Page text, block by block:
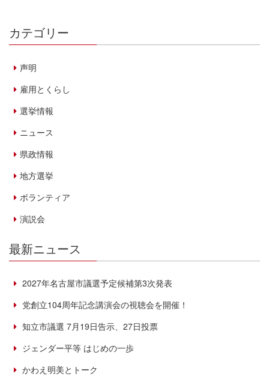
カテゴリー
声明
雇用とくらし
選挙情報
ニュース
県政情報
地方選挙
ボランティア
演説会
最新ニュース
2027年名古屋市議選予定候補第3次発表
党創立104周年記念講演会の視聴会を開催！
知立市議選 7月19日告示、27日投票
ジェンダー平等 はじめの一歩
かわえ明美とトーク